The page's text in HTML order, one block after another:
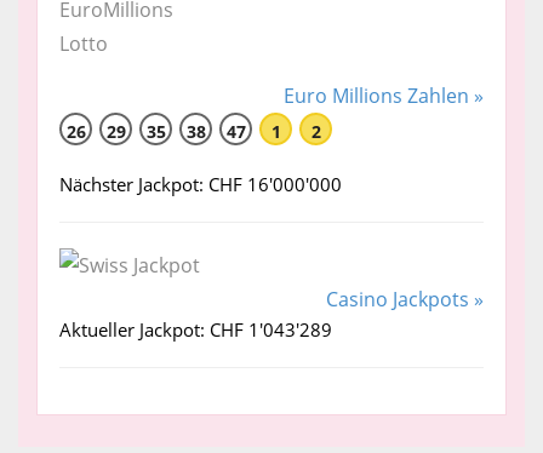
Euro Millions Zahlen »
26 29 35 38 47 1 2
Nächster Jackpot: CHF 16'000'000
Casino Jackpots »
Aktueller Jackpot: CHF 1'043'289